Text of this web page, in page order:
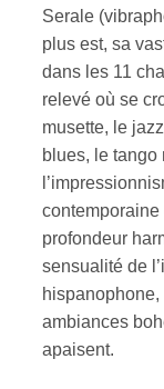
Serale
plus est, sa
dans les 11
relevé où se
musette, le
blues, le tango
profondeur
sensualité de
hispanophone,
ambiances
apaisent.